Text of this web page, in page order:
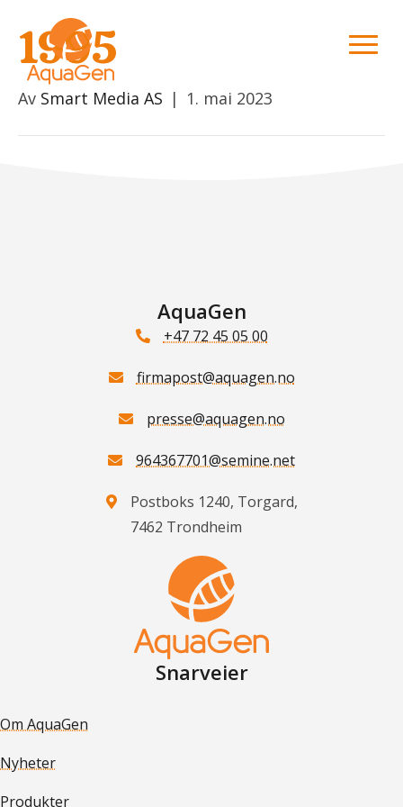
1995
Av Smart Media AS | 1. mai 2023
AquaGen
+47 72 45 05 00
firmapost@aquagen.no
presse@aquagen.no
964367701@semine.net
Postboks 1240, Torgard,
7462 Trondheim
Snarveier
Om AquaGen
Nyheter
Produkter